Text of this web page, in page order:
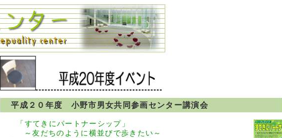
平成２０年度 小野市男女共同参画センター講演会
「すてきにパートナーシップ」
～友だちのように横並びで歩きたい～